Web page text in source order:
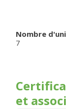
Nombre
7
et